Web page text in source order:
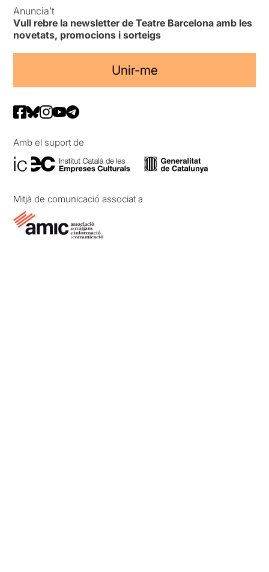
Anuncia’t
Vull rebre la newsletter de Teatre Barcelona amb les
novetats, promocions i sorteigs
Unir-me
Amb el suport de
Mitjà de comunicació associat a